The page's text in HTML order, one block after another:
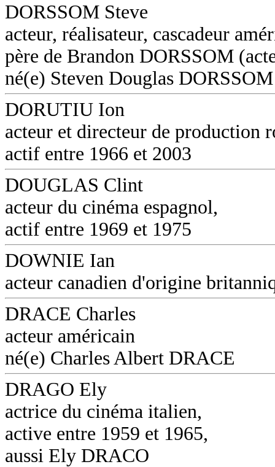
DORSSOM Steve
acteur, réalisateur, cascadeur
père de Brandon DORSSOM
né(e) Steven Douglas DORSSOM
DORUTIU Ion
acteur et directeur de production
actif entre 1966 et 2003
DOUGLAS Clint
acteur du cinéma espagnol,
actif entre 1969 et 1975
DOWNIE Ian
acteur canadien d'origine
DRACE Charles
acteur américain
né(e) Charles Albert DRACE
DRAGO Ely
actrice du cinéma italien,
active entre 1959 et 1965,
aussi Ely DRACO